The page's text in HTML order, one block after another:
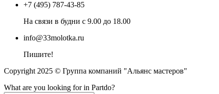
+7 (495) 787-43-85
На связи в будни с 9.00 до 18.00
info@33molotka.ru
Пишите!
Copyright 2025 © Группа компаний "Альянс мастеров"
What are you looking for in Partdo?